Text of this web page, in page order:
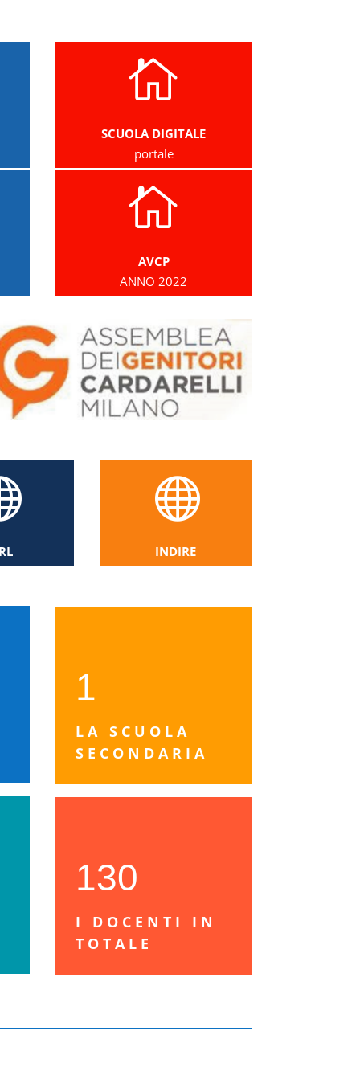

SCUOLA DIGITALE
portale

AVCP
ANNO 2022

INDIRE
1
LA SCUOLA
SECONDARIA
130
I DOCENTI IN
TOTALE